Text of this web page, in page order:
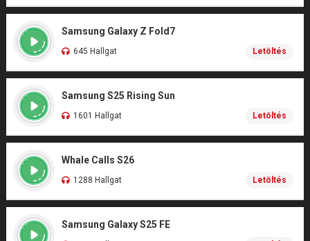
Samsung Galaxy Z Fold7
645 Hallgat Letöltés
Samsung S25 Rising Sun
1601 Hallgat Letöltés
Whale Calls S26
1288 Hallgat Letöltés
Samsung Galaxy S25 FE